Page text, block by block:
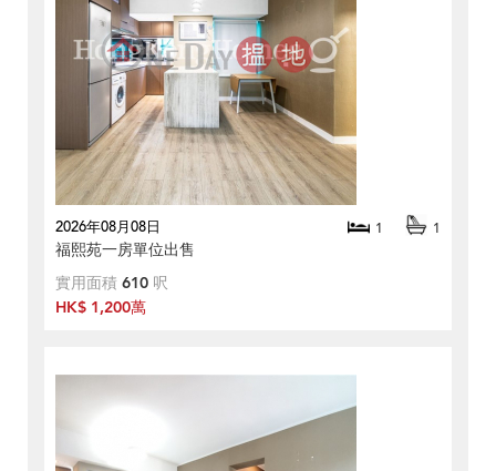
2026年08月08日 1 1
福熙苑一房單位出售
實用面積 610 呎
HK$ 1,200萬